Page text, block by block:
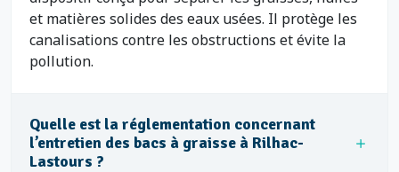
et matières solides des eaux usées. Il protège les
canalisations contre les obstructions et évite la
pollution.
Quelle est la réglementation concernant
l’entretien des bacs à graisse à Rilhac-
Lastours ?